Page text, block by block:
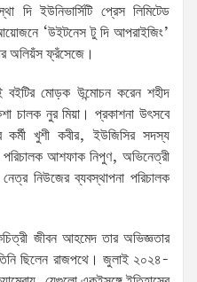
ইউনিভার্সিটি প্রেস লিমিটেড
‘উইটনেস টু দি আপরাইজিং’
অলিয়ঁস ফ্রঁসেজে।
মোড়ক উন্মোচন করেন শহীদ
চালক নুর মিয়া। প্রকাশনা উৎসবে
কর্মী খুশী কবীর, ইউজিসির সদস্য
পরিচালক আশফাক নিপুণ, অভিনেত্রী
নিউজের ব্যবস্থাপনা পরিচালক
জীবন আহমেদ তার অভিজ্ঞতার
ছিলেন রাজপথে। জুলাই ২০২৪-